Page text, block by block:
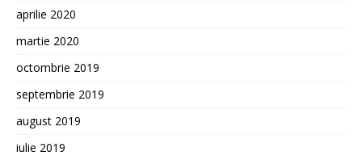
aprilie 2020
martie 2020
octombrie 2019
septembrie 2019
august 2019
iulie 2019